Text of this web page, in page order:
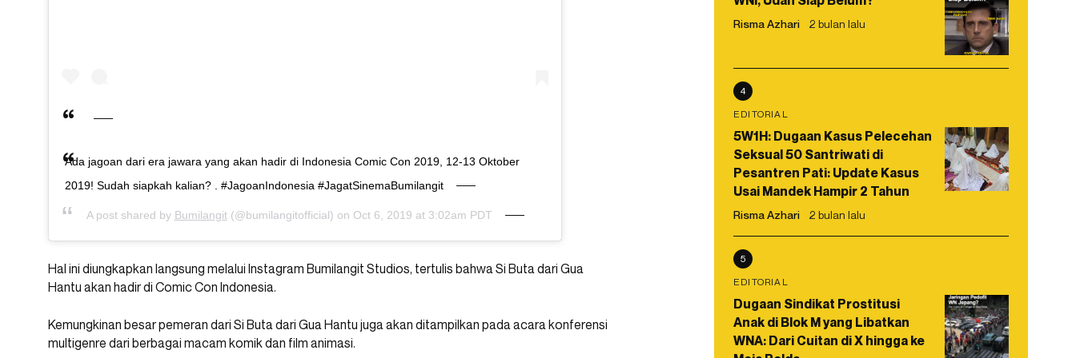
Ada jagoan dari era jawara yang akan hadir di Indonesia Comic Con 2019, 12-13 Oktober
2019! Sudah siapkah kalian? . #JagoanIndonesia #JagatSinemaBumilangit
A post shared by Bumilangit(@bumilangitofficial) on Oct 6, 2019 at 3:02am PDT
Hal ini diungkapkan langsung melalui Instagram Bumilangit Studios, tertulis bahwa Si Buta dari Gua
Hantu akan hadir di Comic Con Indonesia.
Kemungkinan besar pemeran dari Si Buta dari Gua Hantu juga akan ditampilkan pada acara konferensi
multigenre dari berbagai macam komik dan film animasi.
Risma Azhari 2 bulan lalu
4
EDITORIAL
5W1H: Dugaan Kasus Pelecehan
Seksual 50 Santriwati di
Pesantren Pati: Update Kasus
Usai Mandek Hampir 2 Tahun
Risma Azhari 2 bulan lalu
5
EDITORIAL
Dugaan Sindikat Prostitusi
Anak di Blok M yang Libatkan
WNA: Dari Cuitan di X hingga ke